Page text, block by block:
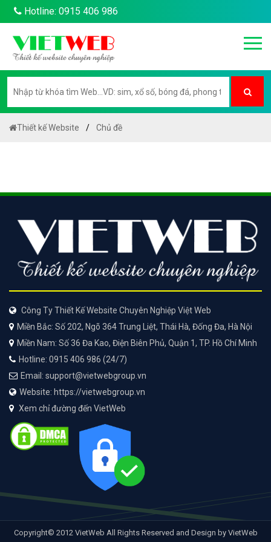
Hotline: 0915 406 986
Thiết kế Website Chủ đề
Công Ty Thiết Kế Website Chuyên Nghiệp Việt Web
Miền Bắc: Số 202, Ngõ 364 Trung Liệt, Thái Hà, Đống Đa, Hà Nội
Miền Nam: Số 36 Đa Kao, Điện Biên Phủ, Quận 1, TP. Hồ Chí Minh
Hotline: 0915 406 986 (24/7)
Email: support@vietwebgroup.vn
Website: https://vietwebgroup.vn
Xem chỉ đường đến VietWeb
Copyright© 2012 VietWeb All Rights Reserved and Design by VietWeb